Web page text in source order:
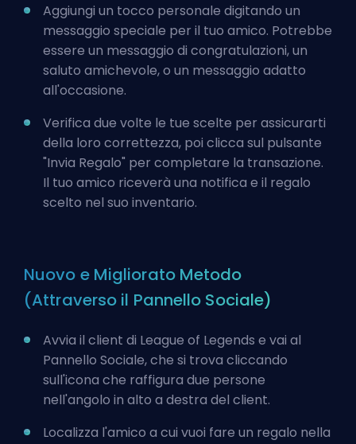
Aggiungi un tocco personale digitando un
messaggio speciale per il tuo amico. Potrebbe
essere un messaggio di congratulazioni, un
saluto amichevole, o un messaggio adatto
all'occasione.
Verifica due volte le tue scelte per assicurarti
della loro correttezza, poi clicca sul pulsante
"Invia Regalo" per completare la transazione.
Il tuo amico riceverà una notifica e il regalo
scelto nel suo inventario.
Nuovo e Migliorato Metodo
(Attraverso il Pannello Sociale)
Avvia il client di League of Legends e vai al
Pannello Sociale, che si trova cliccando
sull'icona che raffigura due persone
nell'angolo in alto a destra del client.
Localizza l'amico a cui vuoi fare un regalo nella